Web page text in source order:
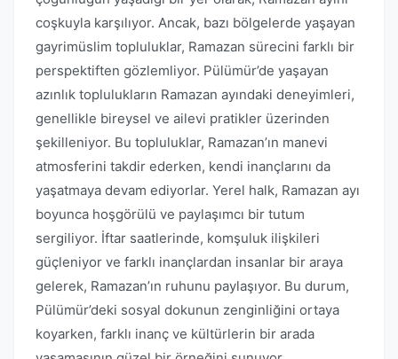
coşkuyla karşılıyor. Ancak, bazı bölgelerde yaşayan
gayrimüslim topluluklar, Ramazan sürecini farklı bir
perspektiften gözlemliyor. Pülümür’de yaşayan
azınlık toplulukların Ramazan ayındaki deneyimleri,
genellikle bireysel ve ailevi pratikler üzerinden
şekilleniyor. Bu topluluklar, Ramazan’ın manevi
atmosferini takdir ederken, kendi inançlarını da
yaşatmaya devam ediyorlar. Yerel halk, Ramazan ayı
boyunca hoşgörülü ve paylaşımcı bir tutum
sergiliyor. İftar saatlerinde, komşuluk ilişkileri
güçleniyor ve farklı inançlardan insanlar bir araya
gelerek, Ramazan’ın ruhunu paylaşıyor. Bu durum,
Pülümür’deki sosyal dokunun zenginliğini ortaya
koyarken, farklı inanç ve kültürlerin bir arada